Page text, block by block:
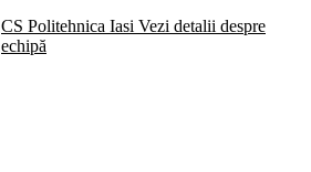
CS Politehnica Iasi Vezi detalii despre
echipă